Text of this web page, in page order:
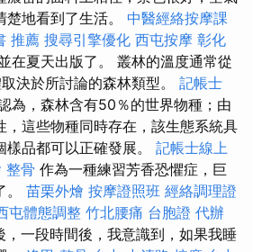
地看到了生活。 中醫經絡按摩課
推薦 搜尋引擎優化 西屯按摩 彰化
在夏天出版了。 叢林的溫度通常從
決於所討論的森林類型。 記帳士
為，森林含有50％的世界物種；由
，這些物種同時存在，該生態系統具
品都可以正確發展。 記帳士線上
整骨 作為一種練習芳香恐懼症，巨
。 苗栗外燴 按摩證照班 經絡調理證
屯體態調整 竹北腰痛 台胞證 代辦
，一段時間後，我意識到，如果我睡